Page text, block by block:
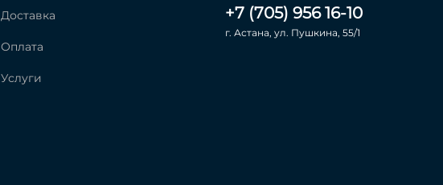
Доставка
Оплата
Услуги
+7 (705) 956 16-10
г. Астана, ул. Пушкина, 55/1